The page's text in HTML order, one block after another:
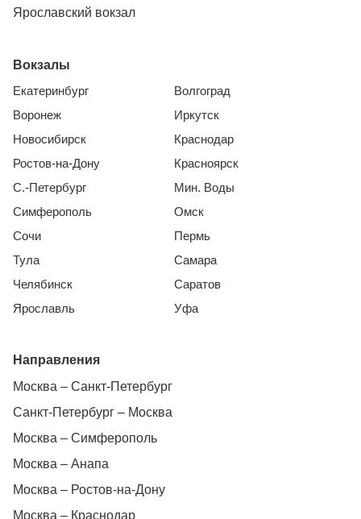
Ярославский вокзал
Вокзалы
Екатеринбург
Воронеж
Новосибирск
Ростов-на-Дону
С.-Петербург
Симферополь
Сочи
Тула
Челябинск
Ярославль
Волгоград
Иркутск
Краснодар
Красноярск
Мин. Воды
Омск
Пермь
Самара
Саратов
Уфа
Направления
Москва – Санкт-Петербург
Санкт-Петербург – Москва
Москва – Симферополь
Москва – Анапа
Москва – Ростов-на-Дону
Москва – Краснодар